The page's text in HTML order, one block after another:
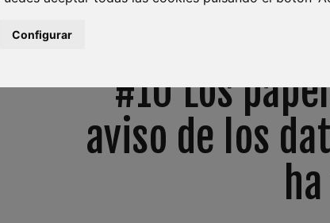
Configurar
#10 Los
aviso de los